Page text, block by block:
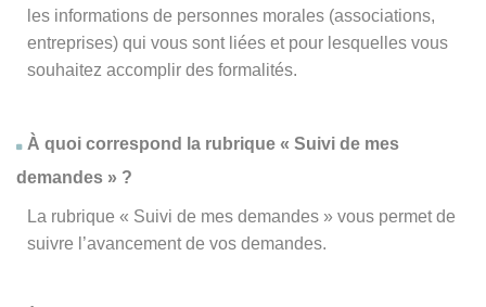
les informations de personnes morales (associations,
entreprises) qui vous sont liées et pour lesquelles vous
souhaitez accomplir des formalités.
À quoi correspond la rubrique « Suivi de mes
demandes » ?
La rubrique « Suivi de mes demandes » vous permet de
suivre l’avancement de vos demandes.